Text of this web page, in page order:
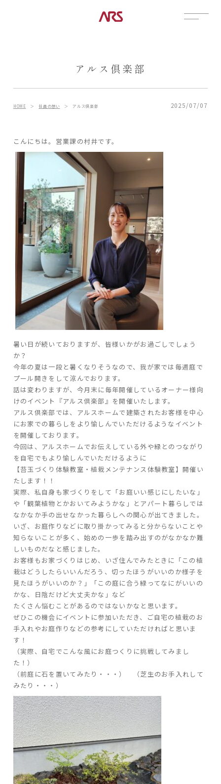
資料請求
CONTENTS
ARS HOMEとは
- ARS WAY
- 設計コンセプト
- 商品コンセプト
デザイン
- 空間デザイン
- 生活デザイン
- 外構デザイン
性能
- 高断熱性能
- 高耐震性能
- 高耐久性能
- 保証
家づくりの流れ
よくあるご質問
企業情報
採用情報
暮らしの器
POSTS
コラム
インタビュー
土地情報
お知らせ
ブログ
アルス倶楽部
HOME ＞ 社員の想い ＞アルス倶楽部 2025/07/07
こんにちは。営業課の村井です。
暑い日が続いておりますが、皆様いかがお過ごしでしょう
か？
今年の夏は一段と暑くなりそうなので、我が家では毎週庭で
プール開きをして涼んでおります。
話は変わりますが、今月末に毎年開催しているオーナー様向
けのイベント『アルス倶楽部』を開催いたします。
アルス倶楽部では、アルスホームで建築されたお客様を中心
にお家での暮らしをより愉しんでいただけるようなイベント
を開催しております。
今回は、アルスホームでお伝えしている外や緑とのつながり
を自宅でもより愉しんでいただけるように
【苔玉づくり体験教室・植栽メンテナンス体験教室】開催い
たします！！
実際、私自身も家づくりをして「お庭いい感じにしたいな」
や「観葉植物とかおいてみようかな」とアパート暮らしでは
なかなか手の出せなかった暮らしへの関心が出てきました。
いざ、お庭作りなどに取り掛かってみると分からないことや
知らないことが多く、始めの一歩を踏み出すのがなかなか難
しいものだなと感じました。
お客様もお家づくりはじめ、いざ住んでみたときに「この植
栽はどうしたらいいんだろう、切ったほうがいいのか様子を
見たほうがいいのか？」「この庭に合う緑ってなにがいいの
かな、日陰だけど大丈夫かな」など
たくさん悩むことがあるのではないかなと思います。
ぜひこの機会にイベントに参加いただき、ご自宅の植栽のお
手入れやお庭作りなどの参考にしていただければと思いま
す！
（実際、自宅でこんな風にお庭つくりに挑戦してみまし
た！）
（前庭に石を置いてみたり・・・） （芝生のお手入れして
みたり・・・）